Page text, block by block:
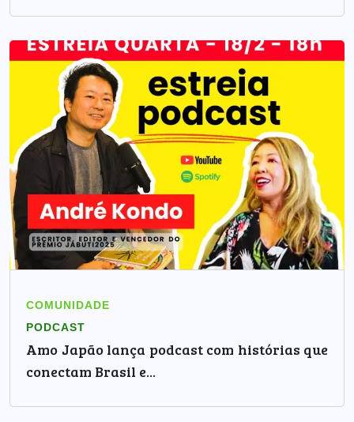
COMUNIDADE
PODCAST
Amo Japão lança podcast com histórias que
conectam Brasil e...